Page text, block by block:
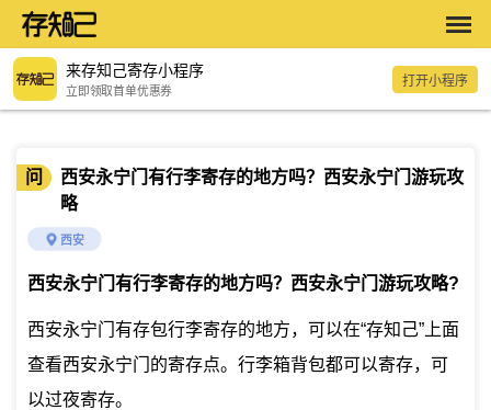
来存知己寄存小程序
立即领取首单优惠券
打开小程序
问
西安永宁门有行李寄存的地方吗？西安永宁门游玩攻
略
西安
西安永宁门有行李寄存的地方吗？西安永宁门游玩攻略?
西安永宁门有存包行李寄存的地方，可以在“存知己”上面
查看西安永宁门的寄存点。行李箱背包都可以寄存，可
以过夜寄存。